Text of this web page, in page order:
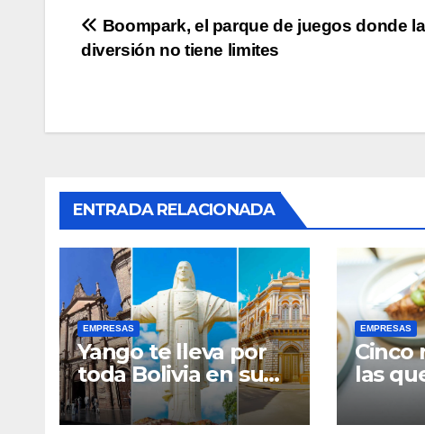
Navegación
Boompark, el parque de juegos donde la
diversión no tiene limites
ENTRADA RELACIONADA
EMPRESAS
Yango te lleva por
toda Bolivia en su
día: celebra el 6 de
Agosto
EMPRESAS
Cinco
las
el
para